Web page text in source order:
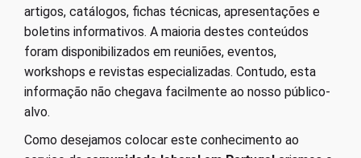
artigos, catálogos, fichas técnicas, apresentações e
boletins informativos. A maioria destes conteúdos
foram disponibilizados em reuniões, eventos,
workshops e revistas especializadas. Contudo, esta
informação não chegava facilmente ao nosso público-
alvo.
Como desejamos colocar este conhecimento ao